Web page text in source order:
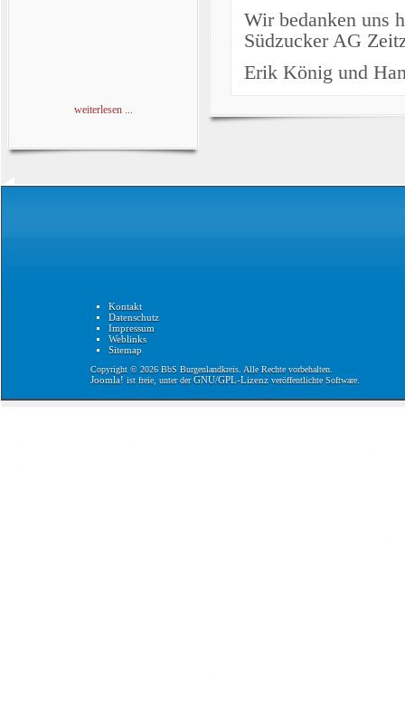
weiterlesen ...
Wir bedanken uns
Südzucker AG
Erik König und
Kontakt
Datenschutz
Impressum
Weblinks
Sitemap
Copyright © 2026 BbS Burgenlandkreis. Alle Rechte vorbehalten.
Joomla! ist freie, unter derGNU/GPL-Lizenzveröffentlichte Software.